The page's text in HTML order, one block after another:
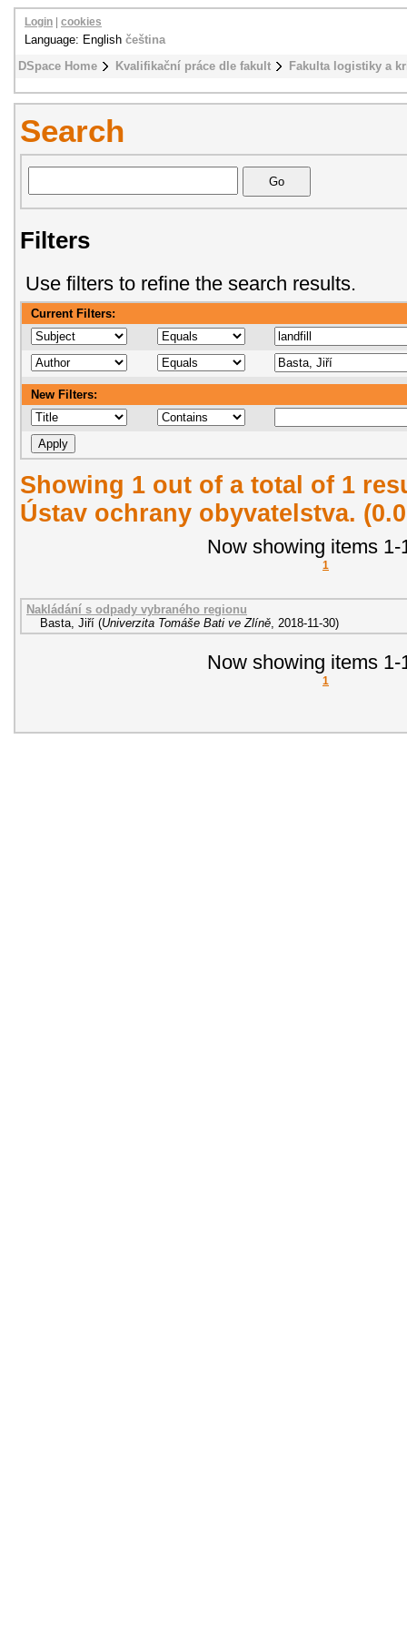
DSpace Home Kvalifikační práce dle fakult Fakulta logistiky a
Login cookies
Language: English čeština
Search
Filters
Use filters to refine the search results.
Current Filters:
New Filters:
Showing 1 out of a total of 1
Ústav ochrany obyvatelstva.
Now showing items 1-
1
Nakládání s odpady vybraného regionu
Basta, Jiří (Univerzita Tomáše Bati ve Zlíně, 2018-11-30)
Now showing items 1-
1